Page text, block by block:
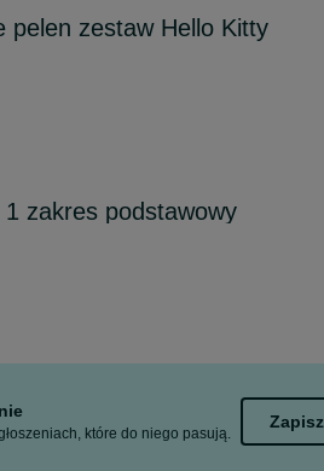
pelen zestaw Hello Kitty
zakres podstawowy
które do niego pasują.
Zapisz